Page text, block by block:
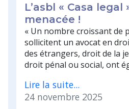
L’asbl « Casa legal
menacée !
« Un nombre croissant de
sollicitent un avocat en
des étrangers, droit de la
droit pénal ou social, ont
Lire la suite...
24 novembre 2025